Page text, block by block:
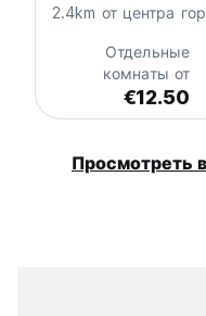
2.4km от центра
Отдельные
комнаты от
€12.50
Просмотреть